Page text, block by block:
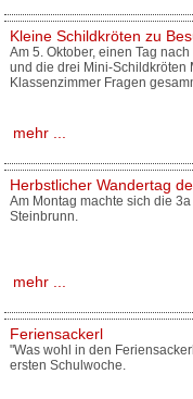
Kleine Schildkröten zu
Am 5. Oktober, einen Tag
und die drei Mini-Schildkröten
Klassenzimmer Fragen
mehr ...
Herbstlicher Wandertag
Am Montag machte sich die
Steinbrunn.
mehr ...
Feriensackerl
"Was wohl in den
ersten Schulwoche.